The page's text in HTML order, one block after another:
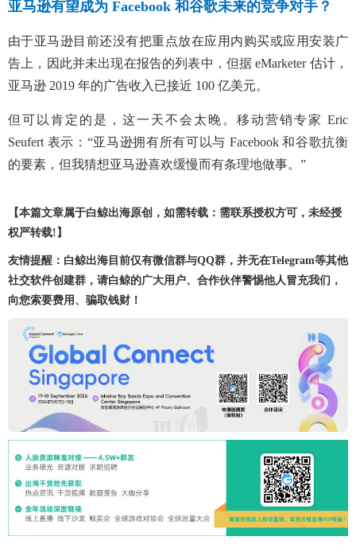
亚马逊有望成为 Facebook 和谷歌未来的竞争对手？
由于亚马逊目前还没有把重点放在应用内购买或应用安装广
告上，因此并未出现在报告的列表中，但据 eMarketer 估计，
亚马逊 2019 年的广告收入已接近 100 亿美元。
但可以肯定的是，这一天不会太晚。移动营销专家 Eric
Seufert 表示：“亚马逊拥有所有可以与 Facebook 和谷歌抗衡
的要素，但我猜想亚马逊喜欢缓慢而有条理地做事。”
【本篇文章属于白鲸出海原创，如需转载：需联系授权方可，未经授
权严转载!】
友情提醒：白鲸出海目前仅有微信群与QQ群，并无在Telegram等其他
社交软件创建群，请白鲸的广大用户、合作伙伴警惕他人冒充我们，
向您索要费用、骗取钱财！